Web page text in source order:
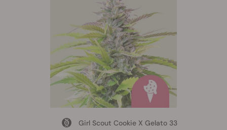
Girl Scout Cookie X Gelato 33